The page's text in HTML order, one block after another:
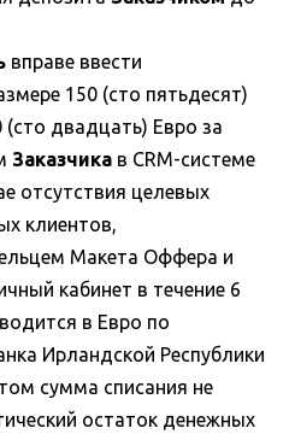
вправе ввести
150 (сто пятьдесят)
двадцать) Евро за
Заказчика в CRM-системе
отсутствия целевых
клиентов,
Макета Оффера и
кабинет в течение 6
в Евро по
Ирландской Республики
сумма списания не
остаток денежных